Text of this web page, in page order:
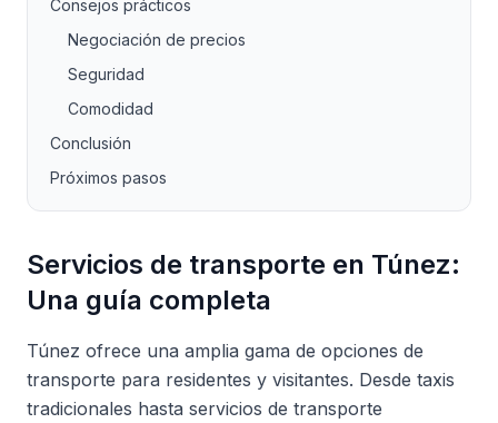
Consejos prácticos
Negociación de precios
Seguridad
Comodidad
Conclusión
Próximos pasos
Servicios de transporte en Túnez:
Una guía completa
Túnez ofrece una amplia gama de opciones de
transporte para residentes y visitantes. Desde taxis
tradicionales hasta servicios de transporte